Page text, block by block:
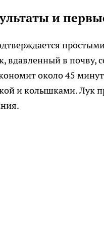
и
вдавленный в почву,
около 45
и колышками. Лук